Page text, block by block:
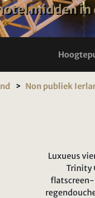
midden
Non publiek
Luxueus
Trinity
flatscreen-